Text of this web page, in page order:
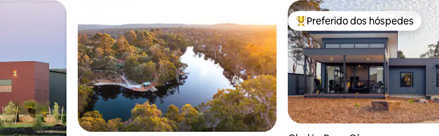
Entre os melhores preferidos
Preferido dos hóspedes